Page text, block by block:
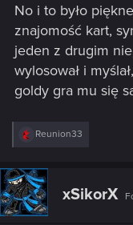
No i to było
znajomość kart,
jeden z drugim
wylosował i
goldy gra mu się
R
c
t
i
o
Reunion33
xSikorX